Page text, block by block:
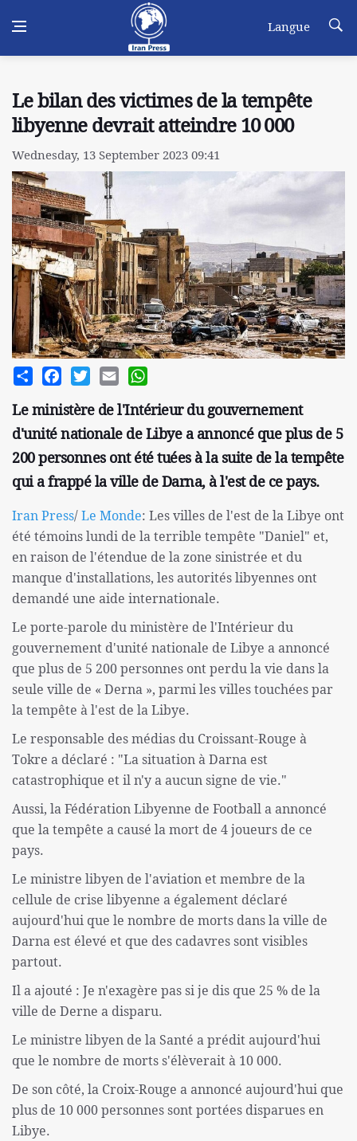
Langue
Le bilan des victimes de la tempête
libyenne devrait atteindre 10 000
Wednesday, 13 September 2023 09:41
Share FacebookTwitterEmail
Le ministère de l'Intérieur du gouvernement
d'unité nationale de Libye a annoncé que plus de 5
200 personnes ont été tuées à la suite de la tempête
qui a frappé la ville de Darna, à l'est de ce pays.
Iran Press/Le Monde: Les villes de l'est de la Libye ont
été témoins lundi de la terrible tempête "Daniel" et,
en raison de l'étendue de la zone sinistrée et du
manque d'installations, les autorités libyennes ont
demandé une aide internationale.
Le porte-parole du ministère de l'Intérieur du
gouvernement d'unité nationale de Libye a annoncé
que plus de 5 200 personnes ont perdu la vie dans la
seule ville de « Derna », parmi les villes touchées par
la tempête à l'est de la Libye.
Le responsable des médias du Croissant-Rouge à
Tokre a déclaré : "La situation à Darna est
catastrophique et il n'y a aucun signe de vie."
Aussi, la Fédération Libyenne de Football a annoncé
que la tempête a causé la mort de 4 joueurs de ce
pays.
Le ministre libyen de l'aviation et membre de la
cellule de crise libyenne a également déclaré
aujourd'hui que le nombre de morts dans la ville de
Darna est élevé et que des cadavres sont visibles
partout.
Il a ajouté : Je n'exagère pas si je dis que 25 % de la
ville de Derne a disparu.
Le ministre libyen de la Santé a prédit aujourd'hui
que le nombre de morts s'élèverait à 10 000.
De son côté, la Croix-Rouge a annoncé aujourd'hui que
plus de 10 000 personnes sont portées disparues en
Libye.